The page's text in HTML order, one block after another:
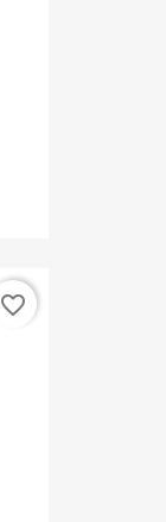
favorite_border